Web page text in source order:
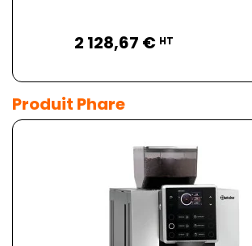
2 128,67 € HT
Produit Phare